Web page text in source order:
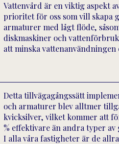
Vattenvård är en viktig aspekt
prioritet för oss som vill skapa
armaturer med lågt flöde,
diskmaskiner och
att minska
Detta tillvägagångssätt
och armaturer blev alltmer
kvicksilver, vilket kommer att
% effektivare än andra typer
I alla våra fastigheter är de